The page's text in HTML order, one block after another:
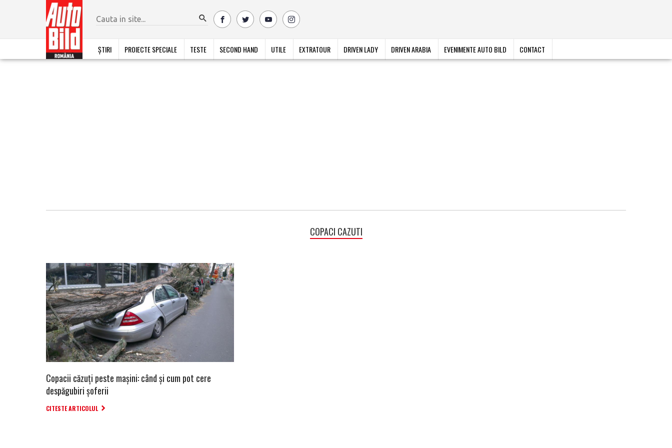
ȘTIRI PROIECTE SPECIALE TESTE SECOND HAND UTILE EXTRATOUR DRIVEN LADY DRIVEN ARABIA EVENIMENTE AUTO BILD CONTACT
COPACI CAZUTI
Copacii căzuți peste mașini: când și cum pot cere
despăgubiri șoferii
CITESTE ARTICOLUL